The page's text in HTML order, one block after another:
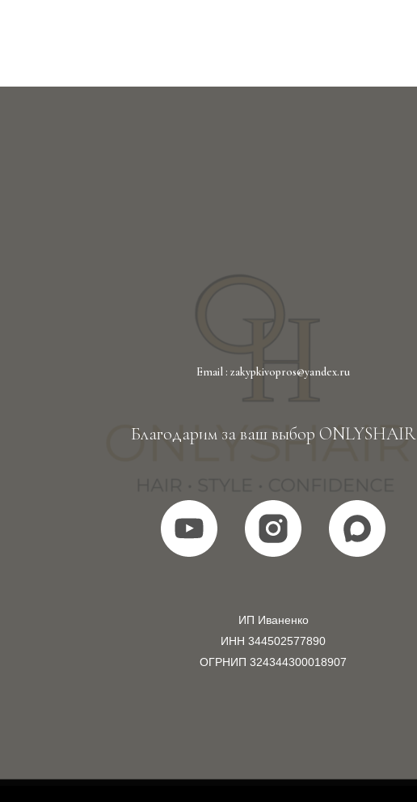
Email : zakypkivopros@yandex.ru
Благодарим за ваш выбор ONLYSHAIR
ИП Иваненко
ИНН 344502577890
ОГРНИП 324344300018907